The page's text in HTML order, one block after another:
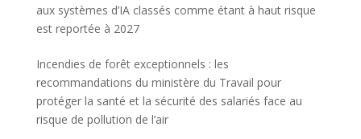
aux systèmes d’IA classés comme étant à haut risque
est reportée à 2027
Incendies de forêt exceptionnels : les
recommandations du ministère du Travail pour
protéger la santé et la sécurité des salariés face au
risque de pollution de l’air